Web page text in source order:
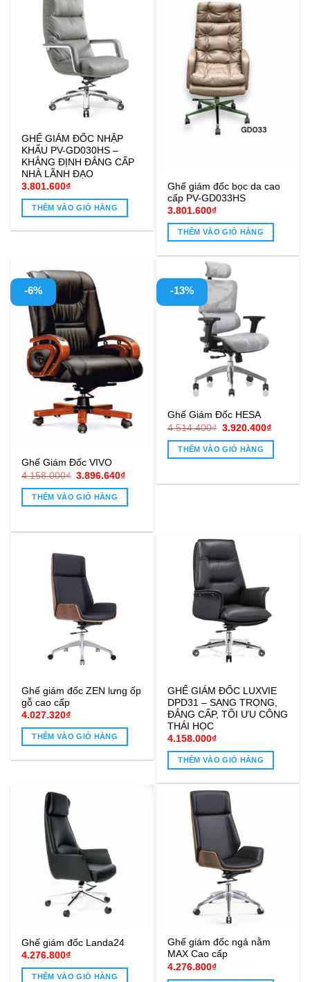
GHẾ GIÁM ĐỐC NHẬP
KHẨU PV-GD030HS –
KHẲNG ĐỊNH ĐẲNG CẤP
NHÀ LÃNH ĐẠO
3.801.600₫
THÊM VÀO GIỎ HÀNG
Ghế giám đốc bọc da cao
cấp PV-GD033HS
3.801.600₫
THÊM VÀO GIỎ HÀNG
-6%
Ghế Giám Đốc VIVO
4.158.000₫ Giá
là:
4.158.000₫.
3.896.640₫Giá
THÊM VÀO GIỎ HÀNG
-13%
Ghế Giám Đốc HESA
4.514.400₫ Giá
là:
4.514.400₫.
3.920.400₫Giá
THÊM VÀO GIỎ HÀNG
Ghế giám đốc ZEN lưng ốp
gỗ cao cấp
4.027.320₫
THÊM VÀO GIỎ HÀNG
GHẾ GIÁM ĐỐC LUXVIE
DPD31 – SANG TRỌNG,
ĐẲNG CẤP, TỐI ƯU CÔNG
THÁI HỌC
4.158.000₫
THÊM VÀO GIỎ HÀNG
Ghế giám đốc Landa24
4.276.800₫
THÊM VÀO GIỎ HÀNG
Ghế giám đốc ngả nằm
MAX Cao cấp
4.276.800₫